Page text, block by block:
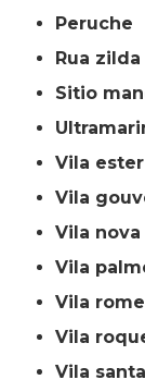
peruche
rua zilda
sitio
vila ester
vila
vila
vila
vila
vila
vila